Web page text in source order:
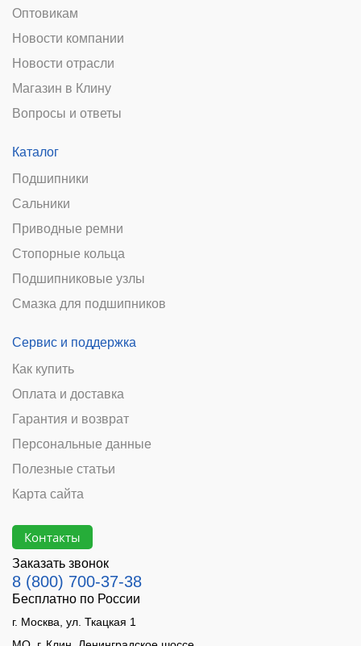
Оптовикам
Новости компании
Новости отрасли
Магазин в Клину
Вопросы и ответы
Каталог
Подшипники
Сальники
Приводные ремни
Стопорные кольца
Подшипниковые узлы
Смазка для подшипников
Сервис и поддержка
Как купить
Оплата и доставка
Гарантия и возврат
Персональные данные
Полезные статьи
Карта сайта
Контакты
Заказать звонок
8 (800) 700-37-38
Бесплатно по России
г. Москва, ул. Ткацкая 1